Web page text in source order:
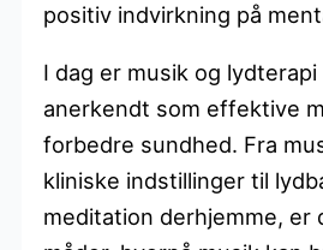
positiv indvirkning på
I dag er musik og
anerkendt som effektive
forbedre sundhed. Fra
kliniske indstillinger til
meditation derhjemme, er